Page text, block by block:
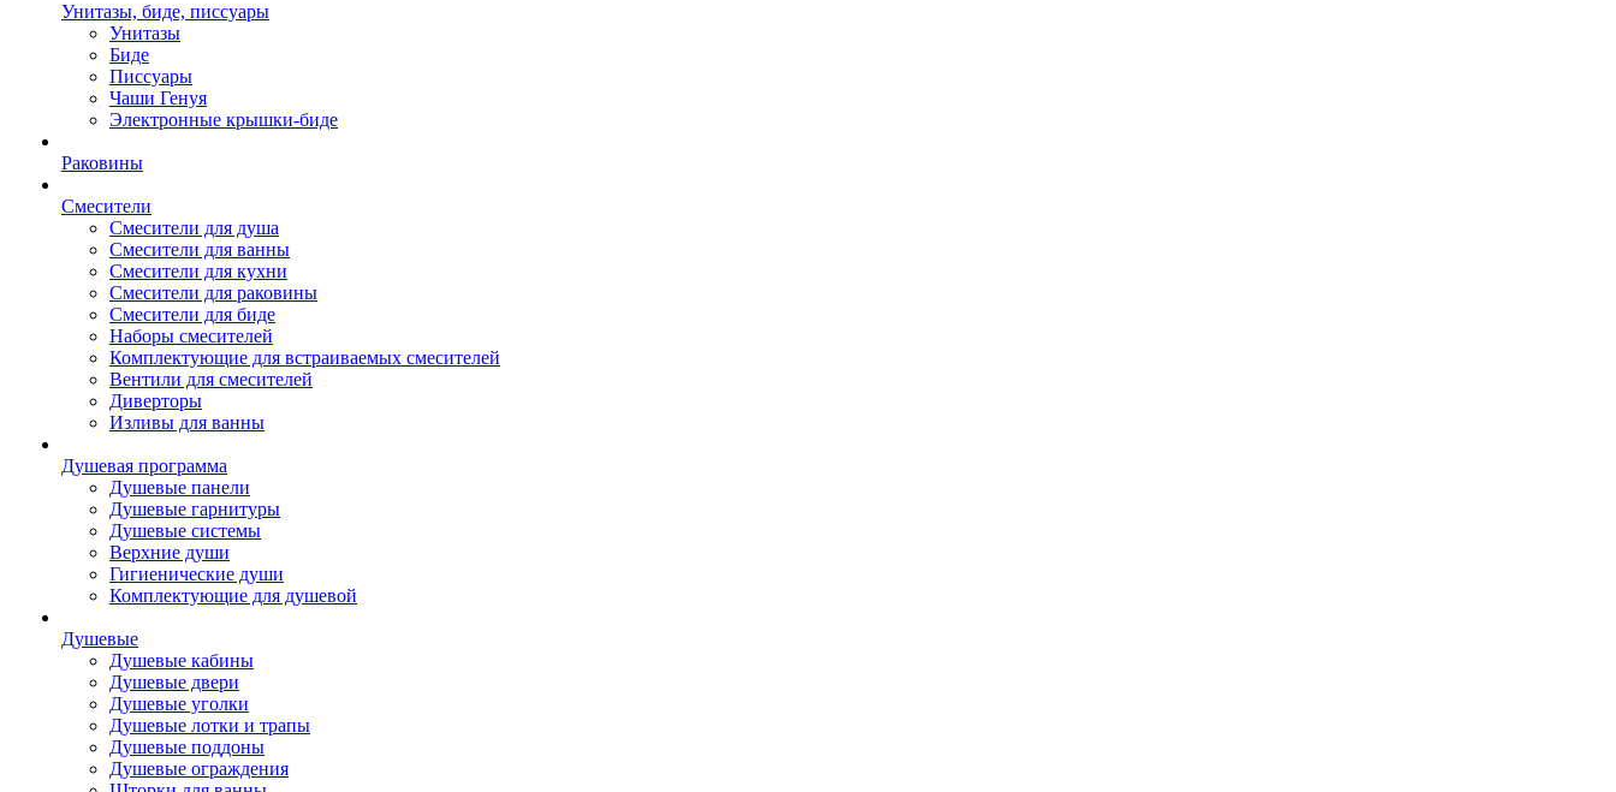
Унитазы, биде, писсуары
Унитазы
Биде
Писсуары
Чаши Генуя
Электронные крышки-биде
Раковины
Смесители
Смесители для душа
Смесители для ванны
Смесители для кухни
Смесители для раковины
Смесители для биде
Наборы смесителей
Комплектующие для встраиваемых смесителей
Вентили для смесителей
Диверторы
Изливы для ванны
Душевая программа
Душевые панели
Душевые гарнитуры
Душевые системы
Верхние души
Гигиенические души
Комплектующие для душевой
Душевые
Душевые кабины
Душевые двери
Душевые уголки
Душевые лотки и трапы
Душевые поддоны
Душевые ограждения